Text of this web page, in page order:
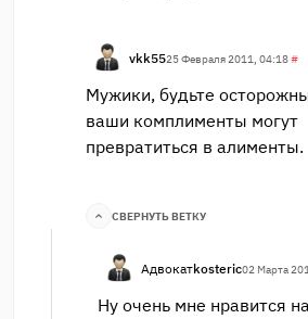
vkk5525 Февраля 2011, 04:18#
Мужики, будьте
ваши комплименты могут
превратиться в алименты.
СВЕРНУТЬ ВЕТКУ
Адвокатkosteric02 Марта
Ну очень мне нравится